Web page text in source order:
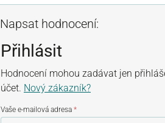
Napsat hodnocení:
Přihlásit
Hodnocení mohou zadávat jen
účet. Nový zákazník?
Vaše e-mailová adresa *